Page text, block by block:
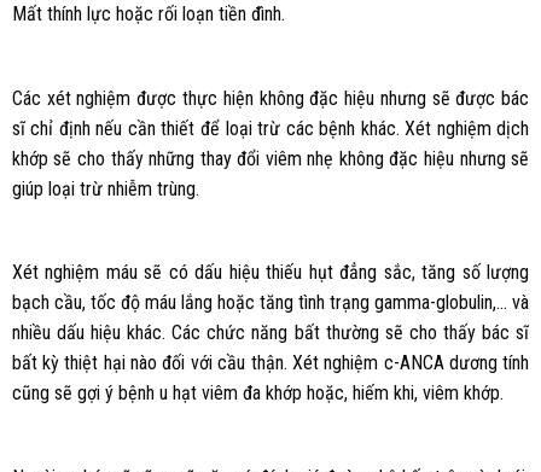
Mất thính lực hoặc rối loạn tiền đình.
Các xét nghiệm được thực hiện không đặc hiệu nhưng sẽ được bác
sĩ chỉ định nếu cần thiết để loại trừ các bệnh khác. Xét nghiệm dịch
khớp sẽ cho thấy những thay đổi viêm nhẹ không đặc hiệu nhưng sẽ
giúp loại trừ nhiễm trùng.
Xét nghiệm máu sẽ có dấu hiệu thiếu hụt đẳng sắc, tăng số lượng
bạch cầu, tốc độ máu lắng hoặc tăng tình trạng gamma-globulin,… và
nhiều dấu hiệu khác. Các chức năng bất thường sẽ cho thấy bác sĩ
bất kỳ thiệt hại nào đối với cầu thận. Xét nghiệm c-ANCA dương tính
cũng sẽ gợi ý bệnh u hạt viêm đa khớp hoặc, hiếm khi, viêm khớp.